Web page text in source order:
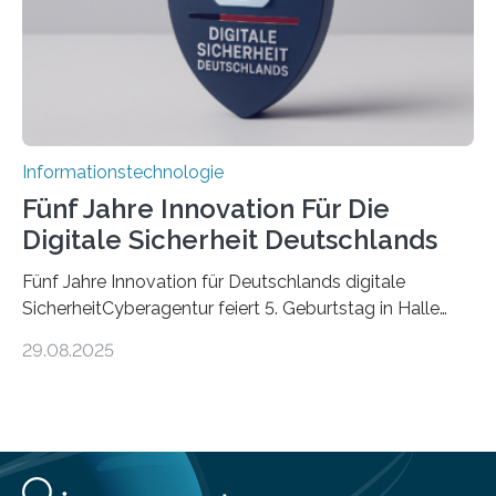
Informationstechnologie
Fünf Jahre Innovation Für Die
Digitale Sicherheit Deutschlands
Fünf Jahre Innovation für Deutschlands digitale
SicherheitCyberagentur feiert 5. Geburtstag in Halle
ErfolgeDie Agentur für Innovation in der
Forschungsarbeit, politischen Grußworten und der
29.08.2025